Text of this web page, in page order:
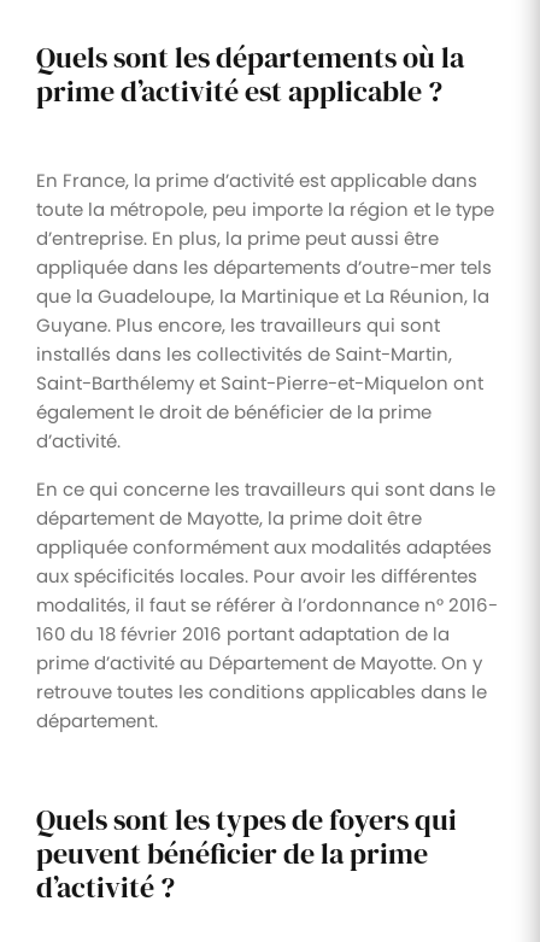
Quels sont les départements où la
prime d’activité est applicable ?
En France, la prime d’activité est applicable dans
toute la métropole, peu importe la région et le type
d’entreprise. En plus, la prime peut aussi être
appliquée dans les départements d’outre-mer tels
que la Guadeloupe, la Martinique et La Réunion, la
Guyane. Plus encore, les travailleurs qui sont
installés dans les collectivités de Saint-Martin,
Saint-Barthélemy et Saint-Pierre-et-Miquelon ont
également le droit de bénéficier de la prime
d’activité.
En ce qui concerne les travailleurs qui sont dans le
département de Mayotte, la prime doit être
appliquée conformément aux modalités adaptées
aux spécificités locales. Pour avoir les différentes
modalités, il faut se référer à l’ordonnance n° 2016-
160 du 18 février 2016 portant adaptation de la
prime d’activité au Département de Mayotte. On y
retrouve toutes les conditions applicables dans le
département.
Quels sont les types de foyers qui
peuvent bénéficier de la prime
d’activité ?